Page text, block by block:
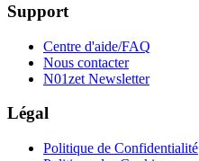
Support
Centre d'aide/FAQ
Nous contacter
N01zet Newsletter
Légal
Politique de Confidentialité